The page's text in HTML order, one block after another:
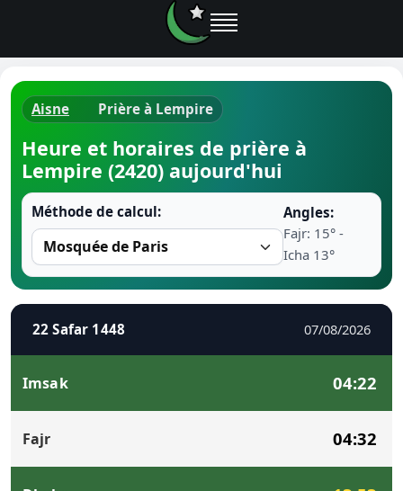
Ramadan
Comment
Aisne Prière à Lempire
Heure et horaires de prière à
Lempire (2420) aujourd'hui
Méthode de calcul:
Angles:
Fajr: 15° -
Icha 13°
22 Safar 1448 07/08/2026
Imsak 04:22
Fajr 04:32